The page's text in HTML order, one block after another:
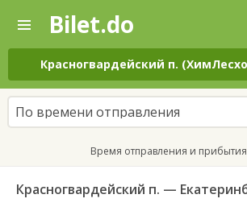
—
Поиск
и
покупка
билетов
на
автобус
онлайн
Bilet.do
Красногвардейский п.
По времени отправления
Время отправления и